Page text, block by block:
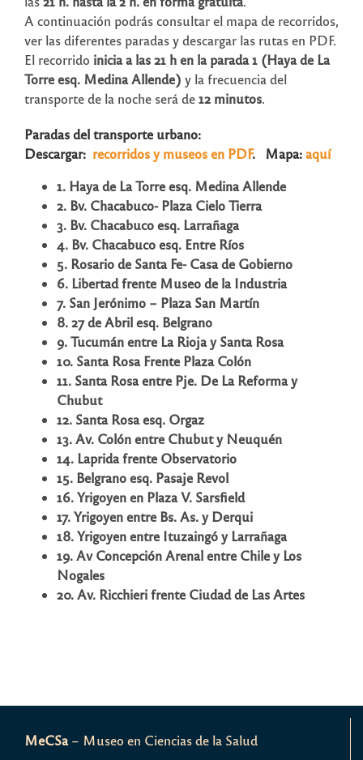
A continuación podrás consultar el mapa de recorridos,
ver las diferentes paradas y descargar las rutas en PDF.
El recorrido inicia a las 21 h en la parada 1 (Haya de La
Torre esq. Medina Allende) y la frecuencia del
transporte de la noche será de12 minutos.
Paradas del transporte urbano:
Descargar: recorridos y museos en PDF. Mapa:aquí
1. Haya de La Torre esq. Medina Allende
2. Bv. Chacabuco- Plaza Cielo Tierra
3. Bv. Chacabuco esq. Larrañaga
4. Bv. Chacabuco esq. Entre Ríos
5. Rosario de Santa Fe- Casa de Gobierno
6. Libertad frente Museo de la Industria
7. San Jerónimo – Plaza San Martín
8. 27 de Abril esq. Belgrano
9. Tucumán entre La Rioja y Santa Rosa
10. Santa Rosa Frente Plaza Colón
11. Santa Rosa entre Pje. De La Reforma y
Chubut
12. Santa Rosa esq. Orgaz
13. Av. Colón entre Chubut y Neuquén
14. Laprida frente Observatorio
15. Belgrano esq. Pasaje Revol
16. Yrigoyen en Plaza V. Sarsfield
17. Yrigoyen entre Bs. As. y Derqui
18. Yrigoyen entre Ituzaingó y Larrañaga
19. Av Concepción Arenal entre Chile y Los
Nogales
20. Av. Ricchieri frente Ciudad de Las Artes
MeCSa– Museo en Ciencias de la Salud